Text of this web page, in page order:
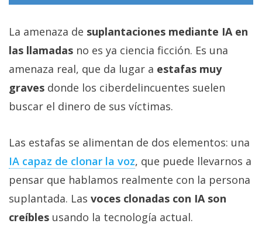
La amenaza de suplantaciones mediante IA en
las llamadas no es ya ciencia ficción. Es una
amenaza real, que da lugar a estafas muy
graves donde los ciberdelincuentes suelen
buscar el dinero de sus víctimas.
Las estafas se alimentan de dos elementos: una
IA capaz de clonar la voz‎, que puede llevarnos a
pensar que hablamos realmente con la persona
suplantada. Las voces clonadas con IA son
creíbles usando la tecnología actual.